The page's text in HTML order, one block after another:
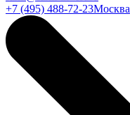
+7 (495) 488-72-23Москва